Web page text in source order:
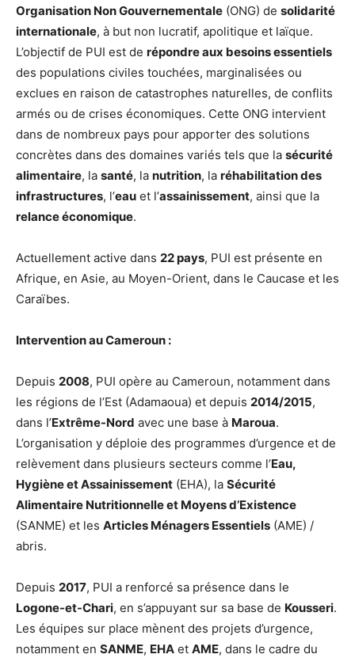
Organisation Non Gouvernementale (ONG) de solidarité
internationale, à but non lucratif, apolitique et laïque.
L’objectif de PUI est de répondre aux besoins essentiels
des populations civiles touchées, marginalisées ou
exclues en raison de catastrophes naturelles, de conflits
armés ou de crises économiques. Cette ONG intervient
dans de nombreux pays pour apporter des solutions
concrètes dans des domaines variés tels que la sécurité
alimentaire, la santé, la nutrition, la réhabilitation des
infrastructures, l’eau et l’assainissement, ainsi que la
relance économique.
Actuellement active dans 22 pays, PUI est présente en
Afrique, en Asie, au Moyen-Orient, dans le Caucase et les
Caraïbes.
Intervention au Cameroun :
Depuis 2008, PUI opère au Cameroun, notamment dans
les régions de l’Est (Adamaoua) et depuis 2014/2015,
dans l’Extrême-Nord avec une base à Maroua.
L’organisation y déploie des programmes d’urgence et de
relèvement dans plusieurs secteurs comme l’Eau,
Hygiène et Assainissement (EHA), la Sécurité
Alimentaire Nutritionnelle et Moyens d’Existence
(SANME) et les Articles Ménagers Essentiels (AME) /
abris.
Depuis 2017, PUI a renforcé sa présence dans le
Logone-et-Chari, en s’appuyant sur sa base de Kousseri.
Les équipes sur place mènent des projets d’urgence,
notamment en SANME, EHA et AME, dans le cadre du